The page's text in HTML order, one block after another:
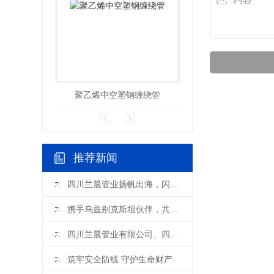
聚乙烯中空塑钢缠绕管
推荐新闻
四川兰晨管业扬帆出海，闪耀乌兹别克斯坦国际博览会
携手乌兹别克斯坦伙伴，共谋发展新篇!兰晨管业迎来中亚重要客商考察交流
四川兰晨管业有限公司、四川省兰晨科技有限公司与四川四丁新材料科技有限公司喜迎国家建材中心、成检公司领导莅临指导
筑牢安全防线 守护生命财产